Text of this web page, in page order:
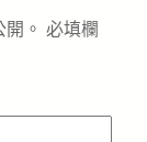
。 必填欄